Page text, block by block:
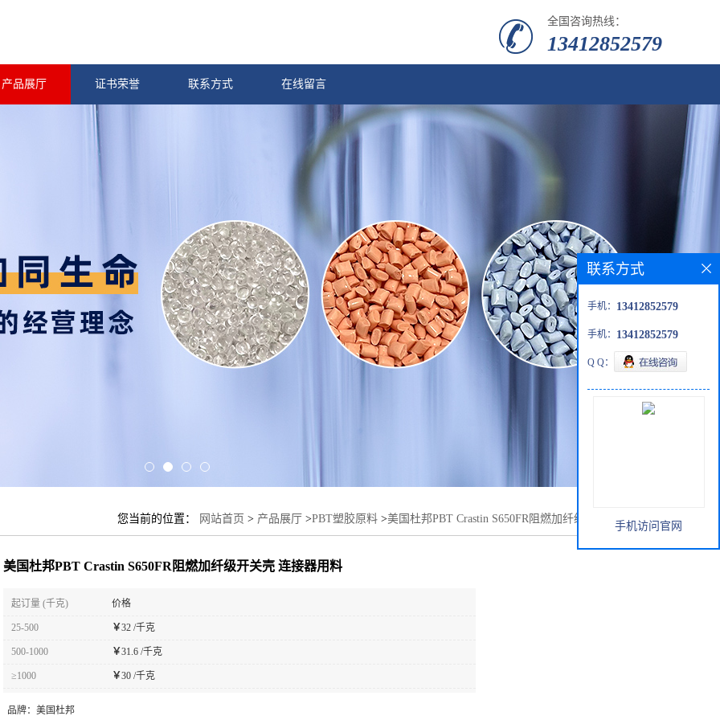
全国咨询热线：
13412852579
产品展厅 证书荣誉 联系方式 在线留言
您当前的位置： 网站首页 > 产品展厅 >PBT塑胶原料 >美国杜邦PBT Crastin S650FR阻燃加纤级开关壳 连接器
美国杜邦PBT Crastin S650FR阻燃加纤级开关壳 连接器用料
起订量 (千克) 价格
25-500 ￥32 /千克
500-1000 ￥31.6 /千克
≥1000 ￥30 /千克
品牌： 美国杜邦
联系方式
手机： 13412852579
手机： 13412852579
Q Q：
手机访问官网